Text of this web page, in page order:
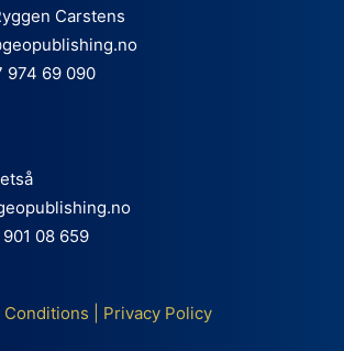
Carstens
974 69 090
08 659
Conditions Privacy Policy